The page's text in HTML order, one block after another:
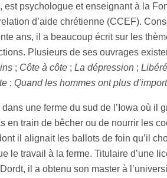
, est psychologue et enseignant à la
d’aide chrétienne (CCEF).
ans, il a beaucoup écrit sur les
Plusieurs de ses ouvrages
; Côte à côte ; La dépression ;
; Quand les hommes ont plus
une ferme du sud de l’Iowa où il
en train de bêcher ou de nourrir les
il alignait les ballots de foin qu’il
le travail à la ferme. Titulaire d’une
il a obtenu son master à